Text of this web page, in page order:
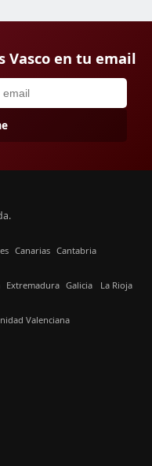
Vasco en tu email
Canarias Cantabria
Extremadura Galicia La Rioja
Valenciana